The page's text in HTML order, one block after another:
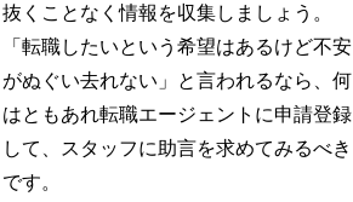
抜くことなく情報を収集しましょう。
「転職したいという希望はあるけど不安
がぬぐい去れない」と言われるなら、何
はともあれ転職エージェントに申請登録
して、スタッフに助言を求めてみるべき
です。